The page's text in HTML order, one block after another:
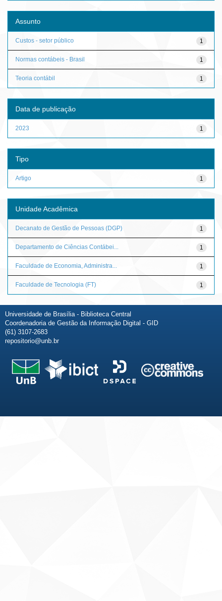
Assunto
1
Custos - setor público
1
Normas contábeis - Brasil
1
Teoria contábil
Data de publicação
1
2023
Tipo
1
Artigo
Unidade Acadêmica
1
Decanato de Gestão de Pessoas (DGP)
1
Departamento de Ciências Contábei...
1
Faculdade de Economia, Administra...
1
Faculdade de Tecnologia (FT)
Universidade de Brasília - Biblioteca Central
Coordenadoria de Gestão da Informação Digital - GID
(61) 3107-2683
repositorio@unb.br